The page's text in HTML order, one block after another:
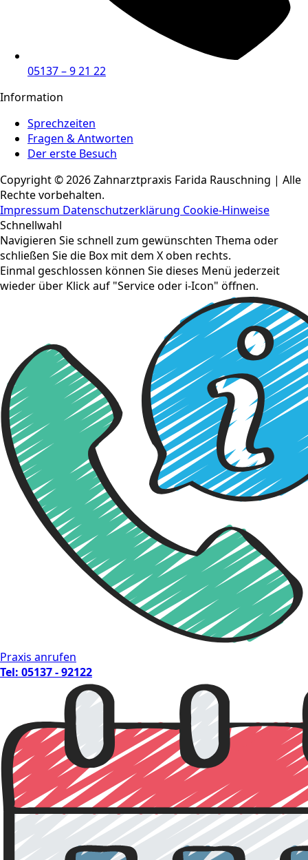
05137 – 9 21 22
Information
Sprechzeiten
Fragen & Antworten
Der erste Besuch
Copyright © 2026 Zahnarztpraxis Farida Rauschning | Alle
Rechte vorbehalten.
Impressum Datenschutzerklärung Cookie-Hinweise
Schnellwahl
Navigieren Sie schnell zum gewünschten Thema oder
schließen Sie die Box mit dem X oben rechts.
Einmal geschlossen können Sie dieses Menü jederzeit
wieder über Klick auf "Service oder i-Icon" öffnen.
Praxis anrufen
Tel: 05137 - 92122